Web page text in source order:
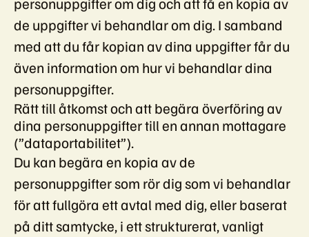
de uppgifter vi behandlar om dig. I samband
med att du får kopian av dina uppgifter får du
även information om hur vi behandlar dina
personuppgifter.
Rätt till åtkomst och att begära överföring av
dina personuppgifter till en annan mottagare
(”dataportabilitet”).
Du kan begära en kopia av de
personuppgifter som rör dig som vi behandlar
för att fullgöra ett avtal med dig, eller baserat
på ditt samtycke, i ett strukturerat, vanligt